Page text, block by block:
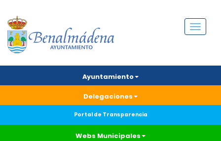
Menú
Ayuntamiento
Delegaciones
Portal de Transparencia
Webs Municipales